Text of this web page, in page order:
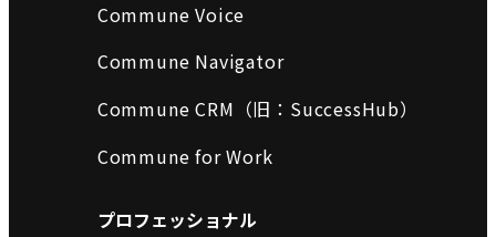
Commune Voice
Commune Navigator
Commune CRM（旧：SuccessHub）
Commune for Work
プロフェッショナル